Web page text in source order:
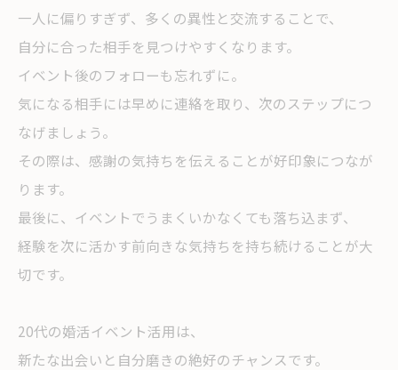
一人に偏りすぎず、多くの異性と交流することで、
自分に合った相手を見つけやすくなります。
イベント後のフォローも忘れずに。
気になる相手には早めに連絡を取り、次のステップにつ
なげましょう。
その際は、感謝の気持ちを伝えることが好印象につなが
ります。
最後に、イベントでうまくいかなくても落ち込まず、
経験を次に活かす前向きな気持ちを持ち続けることが大
切です。
20代の婚活イベント活用は、
新たな出会いと自分磨きの絶好のチャンスです。